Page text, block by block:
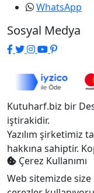
WhatsApp
Sosyal Medya
Kutuharf.biz bir
iştirakidir.
Yazılım şirketimiz
hakkına sahiptir.
Çerez Kullanımı
Web sitemizde